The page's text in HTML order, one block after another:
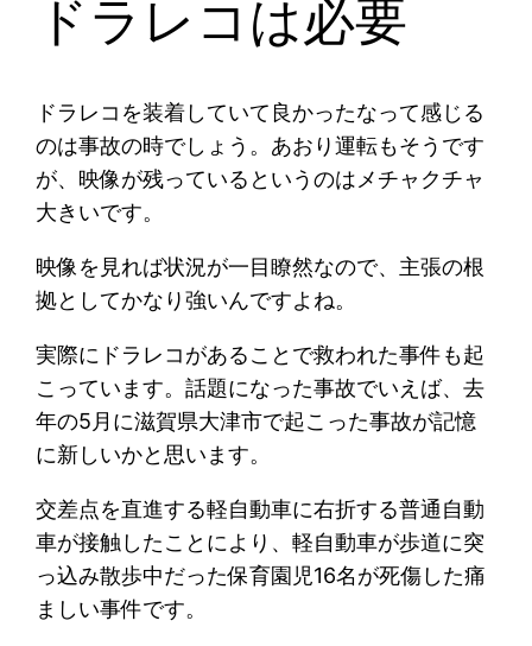
ドラレコは必要
ドラレコを装着していて良かったなって感じる
のは事故の時でしょう。あおり運転もそうです
が、映像が残っているというのはメチャクチャ
大きいです。
映像を見れば状況が一目瞭然なので、主張の根
拠としてかなり強いんですよね。
実際にドラレコがあることで救われた事件も起
こっています。話題になった事故でいえば、去
年の5月に滋賀県大津市で起こった事故が記憶
に新しいかと思います。
交差点を直進する軽自動車に右折する普通自動
車が接触したことにより、軽自動車が歩道に突
っ込み散歩中だった保育園児16名が死傷した痛
ましい事件です。